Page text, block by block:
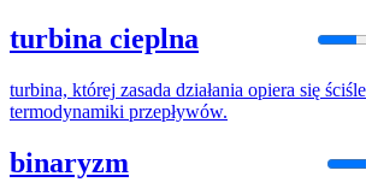
turbina cieplna
turbina, której zasada działania opiera się
termodynamiki przepływów.
binaryzm